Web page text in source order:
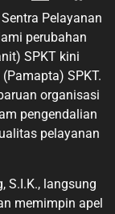
Pelayanan
perubahan
SPKT kini
SPKT.
organisasi
pengendalian
pelayanan
S.I.K., langsung
memimpin apel